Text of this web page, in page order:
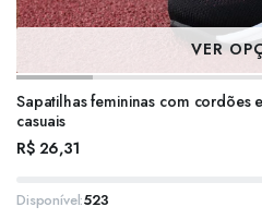
VER
Sapatilhas femininas com cordões
casuais
R$26,31
Disponível:523